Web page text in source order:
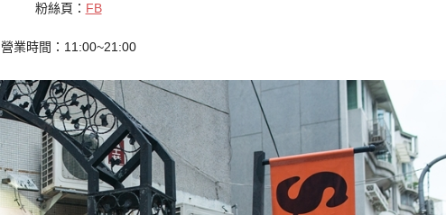
粉絲頁： FB
營業時間：11:00~21:00